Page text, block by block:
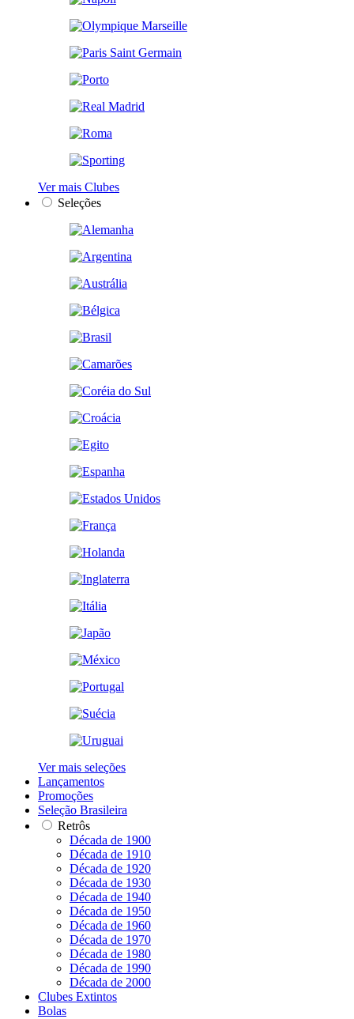
Ver mais Clubes
Seleções
Ver mais seleções
Lançamentos
Promoções
Seleção Brasileira
Retrôs
Década de 1900
Década de 1910
Década de 1920
Década de 1930
Década de 1940
Década de 1950
Década de 1960
Década de 1970
Década de 1980
Década de 1990
Década de 2000
Clubes Extintos
Bolas